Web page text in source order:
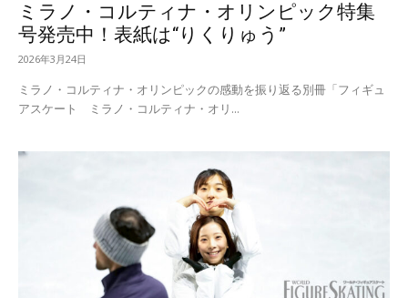
ミラノ・コルティナ・オリンピック特集
号発売中！表紙は“りくりゅう”
2026年3月24日
ミラノ・コルティナ・オリンピックの感動を振り返る別冊「フィギュ
アスケート ミラノ・コルティナ・オリ...